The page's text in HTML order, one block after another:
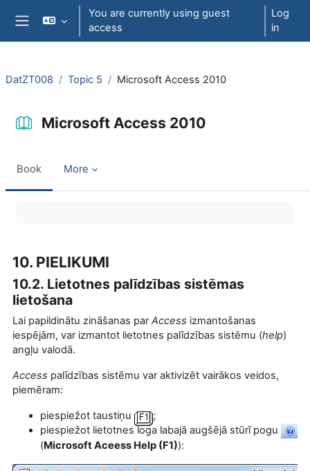
Skip to main content
You are currently using guest
access
Log
in
DatZT008 Topic 5 Microsoft Access 2010
Microsoft Access 2010
Book More
10. PIELIKUMI
10.2. Lietotnes palīdzības sistēmas
lietošana
Lai papildinātu zināšanas parAccess izmantošanas
iespējām, var izmantot lietotnes palīdzības sistēmu (help)
angļu valodā.
Access palīdzības sistēmu var aktivizēt vairākos veidos,
piemēram:
piespiežot taustiņu
;
piespiežot lietotnes loga labajā augšējā stūrī pogu
(Microsoft Aceess Help (F1)):